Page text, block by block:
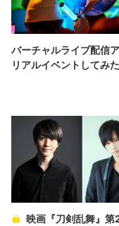
バーチャルライブ配信
リアルイベントしてみ
映画『刀剣乱舞』第